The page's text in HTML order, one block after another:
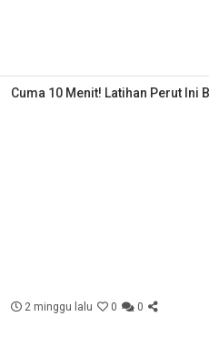
Cuma 10 Menit! Latihan Perut Ini
2 minggu lalu 0 0